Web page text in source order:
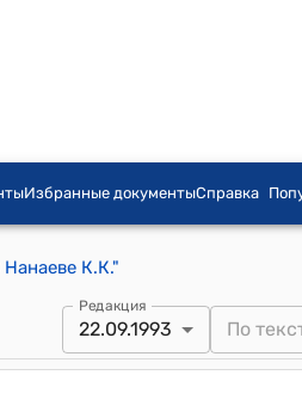
Избранные документыСправка
К.К."
Редакция
22.09.1993